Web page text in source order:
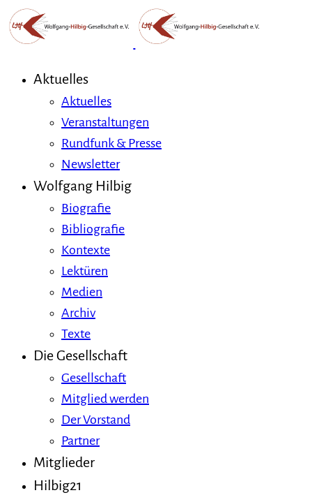
Aktuelles
Aktuelles
Veranstaltungen
Rundfunk & Presse
Newsletter
Wolfgang Hilbig
Biografie
Bibliografie
Kontexte
Lektüren
Medien
Archiv
Texte
Die Gesellschaft
Gesellschaft
Mitglied werden
Der Vorstand
Partner
Mitglieder
Hilbig21